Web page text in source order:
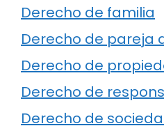
Derecho de familia
Derecho de pareja
Derecho de
Derecho de
Derecho de